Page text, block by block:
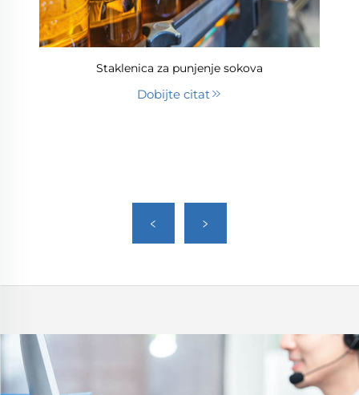
Staklenica za punjenje sokova
Dobijte citat